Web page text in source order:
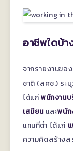
อาชีพใดบ้า
จากรายงานข
ชาติ (สศช.) ระบุ
ได้แก่พนักงาน
เสมียน และพนัก
แทนที่ต่ำ ได้แก่
ความคิดสร้าง